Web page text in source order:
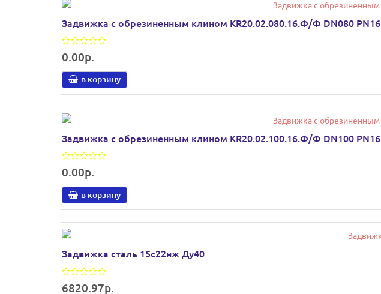
Задвижка с обрезиненным клином KR20.02.080.16.Ф/Ф DN080 РN16
0.00р.
в корзину
Задвижка с обрезиненным клином KR20.02.100.16.Ф/Ф DN100 РN16
0.00р.
в корзину
Задвижка сталь 15с22нж Ду40
6820.97р.